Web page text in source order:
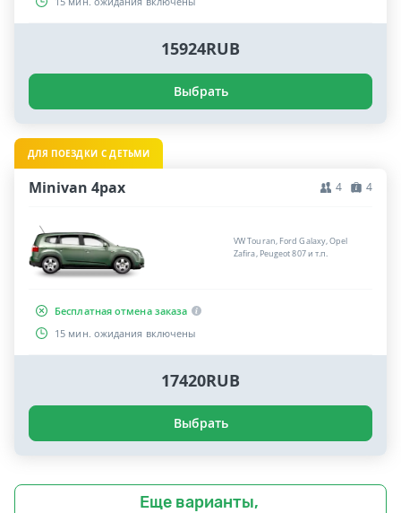
15924RUB
Выбрать
ДЛЯ ПОЕЗДКИ С ДЕТЬМИ
Minivan 4pax 4 4
VW Touran, Ford Galaxy, Opel
Zafira, Peugeot 807 и т.п.
Бесплатная отмена заказа
15 мин. ожидания включены
17420RUB
Выбрать
Еще варианты,